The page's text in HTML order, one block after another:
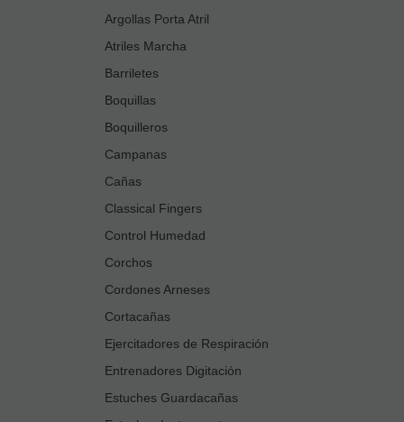
Argollas Porta Atril
Atriles Marcha
Barriletes
Boquillas
Boquilleros
Campanas
Cañas
Classical Fingers
Control Humedad
Corchos
Cordones Arneses
Cortacañas
Ejercitadores de Respiración
Entrenadores Digitación
Estuches Guardacañas